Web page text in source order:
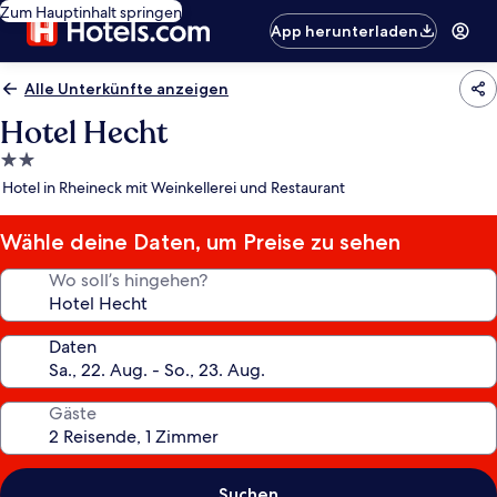
Zum Hauptinhalt springen
App herunterladen
Alle Unterkünfte anzeigen
Hotel Hecht
2.0-
Sterne-
Hotel in Rheineck mit Weinkellerei und Restaurant
Wähle deine Daten, um Preise zu sehen
Wo soll’s hingehen?
Daten
Gäste